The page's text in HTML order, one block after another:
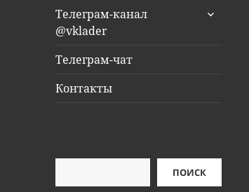
Телеграм-канал
@vklader
раскрыть
Телеграм-чат
Контакты
ПОИСК